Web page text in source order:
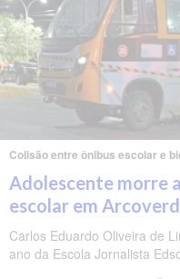
Colisão entre ônibus escolar e
Adolescente morre
escolar em
Carlos Eduardo Oliveira de
ano da Escola Jornalista